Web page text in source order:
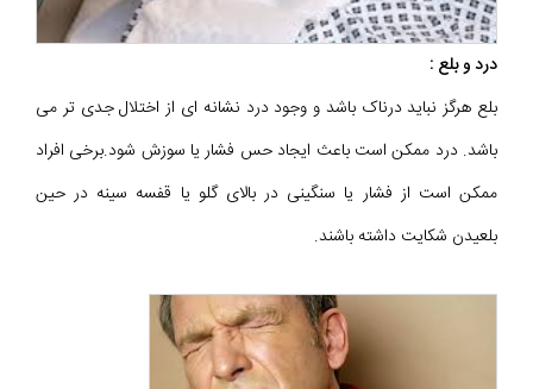
درد و بلع :
بلع هرگز نباید درناک باشد و وجود درد نشانه ای از اختلال جدی تر می
باشد. درد ممکن است باعث ایجاد حس فشار یا سوزش شود.برخی افراد
ممکن است از فشار یا سنگینی در بالای گلو یا قفسه سینه در حین
بلعیدن شکایت داشته باشند.